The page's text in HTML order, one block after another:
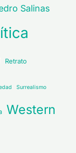
Salinas
Retrato
Surrealismo
Western